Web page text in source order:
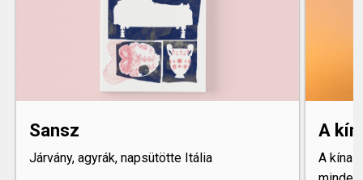
Sansz
Járvány, agyrák, napsütötte Itália
A
A kínai